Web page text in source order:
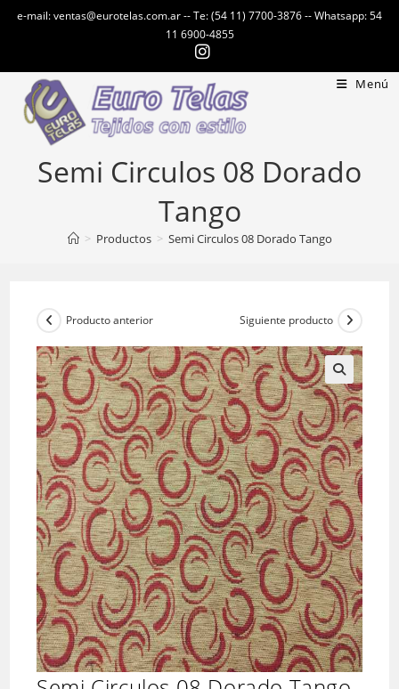
e-mail: ventas@eurotelas.com.ar -- Te: (54 11) 7700-3876 -- Whatsapp: 54
11 6900-4855
Menú
Semi Circulos 08 Dorado
Tango
> Productos > Semi Circulos 08 Dorado Tango
Producto anterior Siguiente producto